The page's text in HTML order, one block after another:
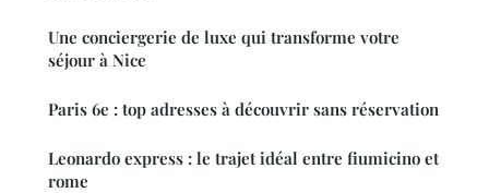
Une conciergerie de luxe qui transforme votre
séjour à Nice
Paris 6e : top adresses à découvrir sans réservation
Leonardo express : le trajet idéal entre fiumicino et
rome